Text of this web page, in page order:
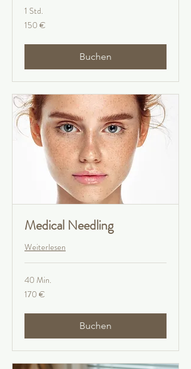
1 Std.
150
Euro
150 €
Buchen
Medical Needling
Weiterlesen
40 Min.
170
Euro
170 €
Buchen